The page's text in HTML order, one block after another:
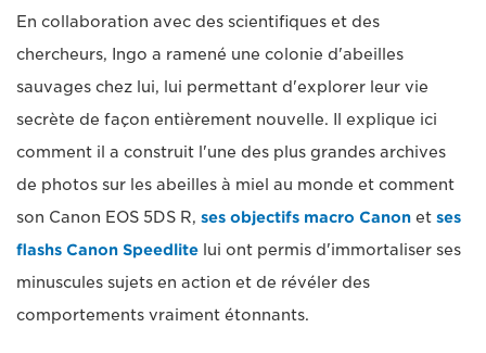
En collaboration avec des scientifiques et des
chercheurs, Ingo a ramené une colonie d'abeilles
sauvages chez lui, lui permettant d'explorer leur vie
secrète de façon entièrement nouvelle. Il explique ici
comment il a construit l'une des plus grandes archives
de photos sur les abeilles à miel au monde et comment
son Canon EOS 5DS R, ses objectifs macro Canon et ses
flashs Canon Speedlite lui ont permis d'immortaliser ses
minuscules sujets en action et de révéler des
comportements vraiment étonnants.